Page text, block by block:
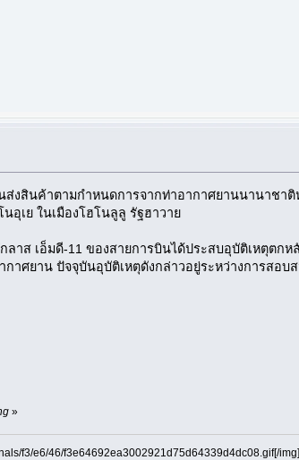
ส่งสินค้าตามกำหนดการจากท่าอากาศยานนานาชา
อุเย ในเมืองโฮโนลูลู รัฐฮาวาย
าส เอ็มดี-11 ของสายการบินได้ประสบอุบัติเหตุตก
กาศยาน ปัจจุบันอุบัติเหตุดังกล่าวอยู่ระหว่างการส
»
f3/e6/46/f3e64692ea3002921d75d64339d4dc08.gif[/img]